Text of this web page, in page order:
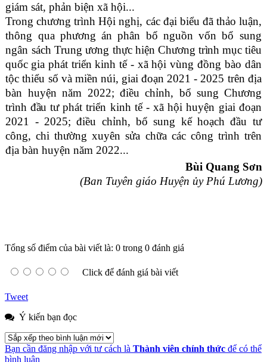
giám sát, phản biện xã hội...
Trong chương trình Hội nghị, các đại biểu đã thảo luận,
thông qua phương án phân bổ nguồn vốn bổ sung
ngân sách Trung ương thực hiệnChương trình mục tiêu
quốc gia phát triển kinh tế - xã hội vùng đồng bào dân
tộc thiểu số và miền núi, giai đoạn 2021 - 2025 trên địa
bàn huyện năm 2022; điều chỉnh, bổ sungChương
trình đầu tưphát triển kinh tế - xã hội huyện giai đoạn
2021 - 2025; điều chỉnh, bổ sung kế hoạch đầu tư
công, chi thường xuyên sửa chữa các công trình trên
địa bàn huyện năm 2022...
Bùi Quang Sơn
(Ban Tuyên giáo Huyện ủy Phú Lương)
Tổng số điểm của bài viết là: 0 trong 0 đánh giá
Click để đánh giá bài viết
Tweet
Ý kiến bạn đọc
Bạn cần đăng nhập với tư cách là Thành viên chính thức để có thể
bình luận